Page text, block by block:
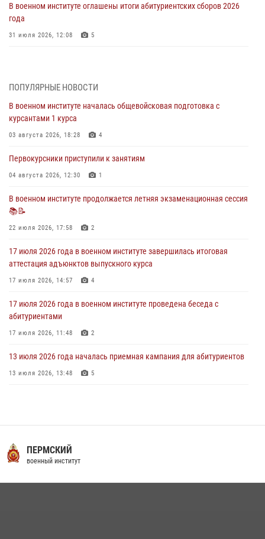
В военном институте оглашены итоги абитуриентских сборов 2026
года
31 июля 2026, 12:08 5
29 июля 2026, 06:45 2
29 июля 2026 года курсанты военного института успешно сдали
экзамен по вождению
29 июля 2026, 06:41 6
28 июля 2026 года в военном институте организована беседа и
праздничный молебен
В военном институте завершается летняя экзаменационная сессия
28 июля 2026, 10:41
ПОПУЛЯРНЫЕ НОВОСТИ
В военном институте началась общевойсковая подготовка с
курсантами 1 курса
03 августа 2026, 18:28 4
Первокурсники приступили к занятиям
04 августа 2026, 12:30 1
В военном институте продолжается летняя экзаменационная сессия
📚📝
22 июля 2026, 17:58 2
17 июля 2026 года в военном институте завершилась итоговая
аттестация адъюнктов выпускного курса
17 июля 2026, 14:57 4
17 июля 2026 года в военном институте проведена беседа с
абитуриентами
17 июля 2026, 11:48 2
13 июля 2026 года началась приемная кампания для абитуриентов
13 июля 2026, 13:48 5
16 июля 2026, 12:29 3
29 июля 2026 года в военном институте состоялась церемония
приведения военнослужащих к Военной присяге
ПЕРМСКИЙ
военный институт